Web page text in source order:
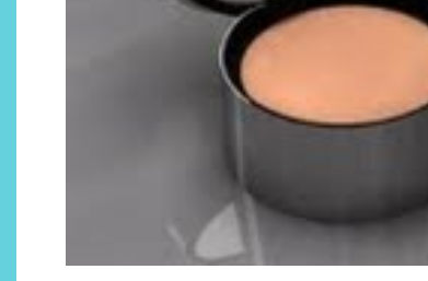
Descubre cómo la
profesional va desde
cabinas a tu rutina